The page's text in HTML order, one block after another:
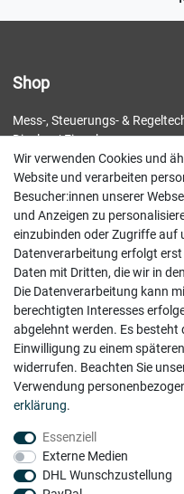
Shop
Mess-, Steuerungs- &
Display / Eingabe
Elektronik / Komponenten
Motoren / Antriebe
Rechner / Speicher
Sonstiges
Service
Ankauf
Kontakt
Versand
Rechtliches
Impressum
Widerrufsrecht
Datenschutz
AGB
Wir verwenden Cookies und
Website und verarbeiten
Besucher:innen unserer
und Anzeigen zu
einzubinden oder Zugriffe auf
Datenverarbeitung erfolgt
Daten mit Dritten, die wir in
Die Datenverarbeitung kann
berechtigten Interesses
abgelehnt werden. Es besteht
Einwilligung zu einem
widerrufen. Beachten Sie
Verwendung
erklärung.
Essenziell
Externe Medien
DHL Wunschzustellung